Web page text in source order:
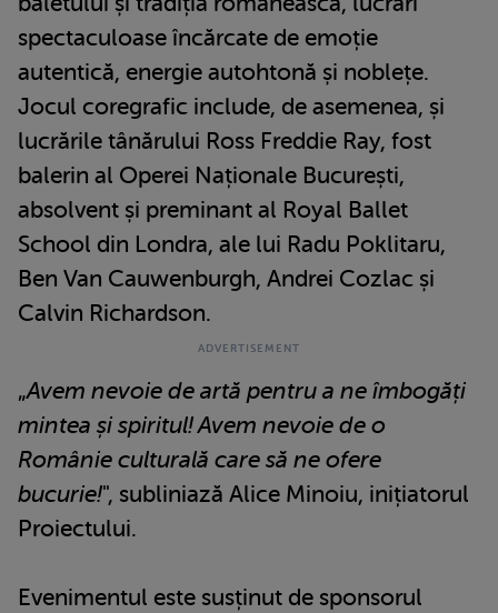
spectaculoase încărcate de emoție
autentică, energie autohtonă și noblețe.
Jocul coregrafic include, de asemenea, și
lucrările tânărului Ross Freddie Ray, fost
balerin al Operei Naționale București,
absolvent și preminant al Royal Ballet
School din Londra, ale lui Radu Poklitaru,
Ben Van Cauwenburgh, Andrei Cozlac și
Calvin Richardson.
„Avem nevoie de artă pentru a ne îmbogăți
mintea și spiritul! Avem nevoie de o
Românie culturală care să ne ofere
bucurie!", subliniază Alice Minoiu, inițiatorul
Proiectului.
Evenimentul este susținut de sponsorul